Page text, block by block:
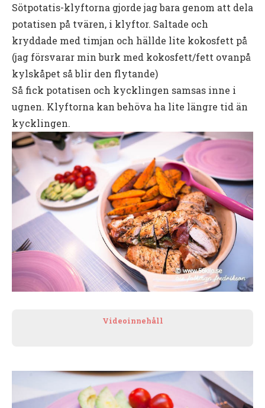
Sötpotatis-klyftorna gjorde jag bara genom att dela
potatisen på tvären, i klyftor. Saltade och
kryddade med timjan och hällde lite kokosfett på
(jag försvarar min burk med kokosfett/fett ovanpå
kylskåpet så blir den flytande)
Så fick potatisen och kycklingen samsas inne i
ugnen. Klyftorna kan behöva ha lite längre tid än
kycklingen.
Videoinnehåll